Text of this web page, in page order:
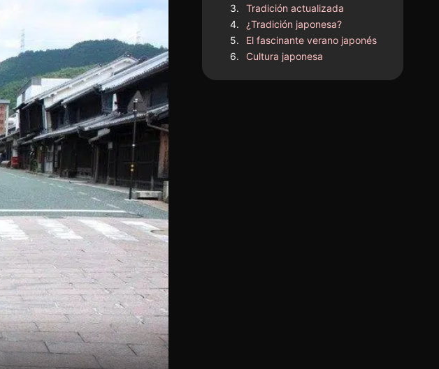
Tradición actualizada
¿Tradición japonesa?
El fascinante verano japonés
Cultura japonesa